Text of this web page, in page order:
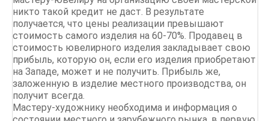
никто такой кредит не даст. В результате
получается, что цены реализации превышают
стоимость самого изделия на 60-70%. Продавец в
стоимость ювелирного изделия закладывает свою
прибыль, которую он, если его изделия приобретают
на Западе, может и не получить. Прибыль же,
заложенную в изделие местного производства, он
получит всегда.
Мастеру-художнику необходима и информация о